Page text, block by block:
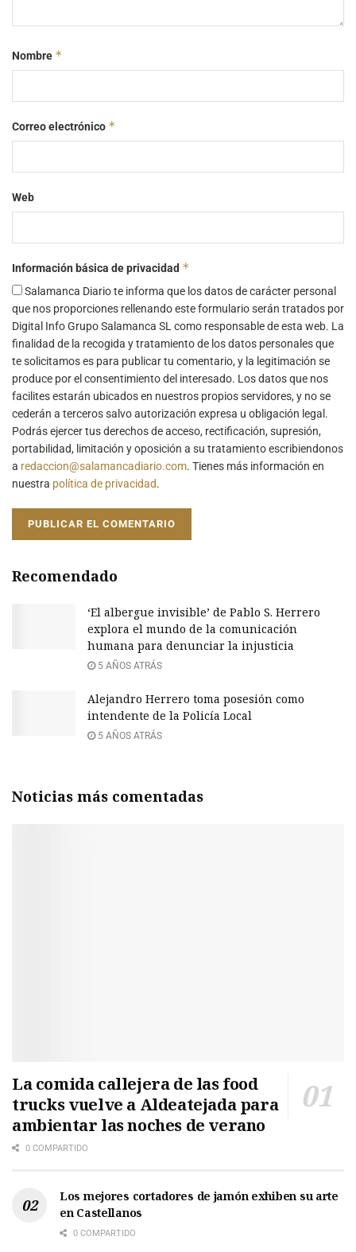
Nombre *
Correo electrónico *
Web
Información básica de privacidad *
Salamanca Diario te informa que los datos de carácter personal
que nos proporciones rellenando este formulario serán tratados por
Digital Info Grupo Salamanca SL como responsable de esta web. La
finalidad de la recogida y tratamiento de los datos personales que
te solicitamos es para publicar tu comentario, y la legitimación se
produce por el consentimiento del interesado. Los datos que nos
facilites estarán ubicados en nuestros propios servidores, y no se
cederán a terceros salvo autorización expresa u obligación legal.
Podrás ejercer tus derechos de acceso, rectificación, supresión,
portabilidad, limitación y oposición a su tratamiento escribiendonos
a redaccion@salamancadiario.com. Tienes más información en
nuestra política de privacidad.
Recomendado
‘El albergue invisible’ de Pablo S. Herrero
explora el mundo de la comunicación
humana para denunciar la injusticia
5 AÑOS ATRÁS
Alejandro Herrero toma posesión como
intendente de la Policía Local
5 AÑOS ATRÁS
Noticias más comentadas
La comida callejera de las food
trucks vuelve a Aldeatejada para
ambientar las noches de verano
0 COMPARTIDO
Los mejores cortadores de jamón exhiben su arte
en Castellanos
0 COMPARTIDO